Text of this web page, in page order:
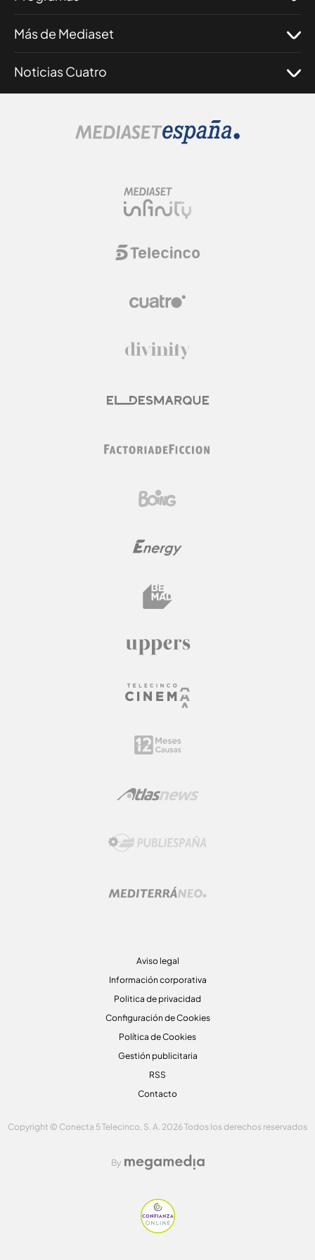
Más de Mediaset
Noticias Cuatro
Aviso legal
Información corporativa
Politica de privacidad
Configuración de Cookies
Política de Cookies
Gestión publicitaria
RSS
Contacto
Copyright © Conecta 5 Telecinco, S. A. 2026 Todos los derechos reservados
By